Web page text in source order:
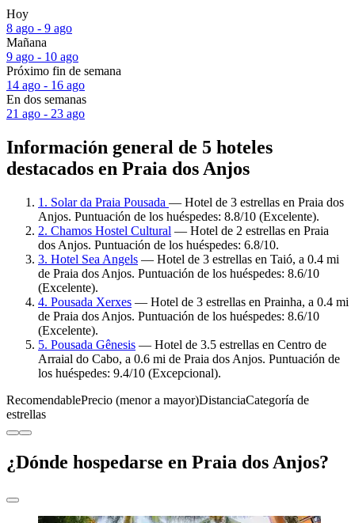
Hoy
8 ago - 9 ago
Mañana
9 ago - 10 ago
Próximo fin de semana
14 ago - 16 ago
En dos semanas
21 ago - 23 ago
Información general de 5 hoteles
destacados en Praia dos Anjos
1. Solar da Praia Pousada — Hotel de 3 estrellas en Praia dos
Anjos. Puntuación de los huéspedes: 8.8/10 (Excelente).
2. Chamos Hostel Cultural — Hotel de 2 estrellas en Praia
dos Anjos. Puntuación de los huéspedes: 6.8/10.
3. Hotel Sea Angels — Hotel de 3 estrellas en Taió, a 0.4 mi
de Praia dos Anjos. Puntuación de los huéspedes: 8.6/10
(Excelente).
4. Pousada Xerxes — Hotel de 3 estrellas en Prainha, a 0.4 mi
de Praia dos Anjos. Puntuación de los huéspedes: 8.6/10
(Excelente).
5. Pousada Gênesis — Hotel de 3.5 estrellas en Centro de
Arraial do Cabo, a 0.6 mi de Praia dos Anjos. Puntuación de
los huéspedes: 9.4/10 (Excepcional).
RecomendablePrecio (menor a mayor)DistanciaCategoría de
estrellas
¿Dónde hospedarse en Praia dos Anjos?